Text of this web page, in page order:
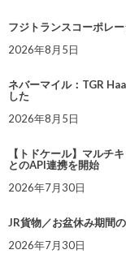
フジトランスコーポレ
2026年8月5日
ネバーマイル：TGR
した
2026年8月5日
【トドケール】マルチ
とのAPI連携を開始
2026年7月30日
JR貨物／お盆休み期間
2026年7月30日